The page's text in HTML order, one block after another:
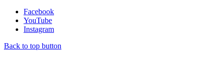
Facebook
YouTube
Instagram
Back to top button